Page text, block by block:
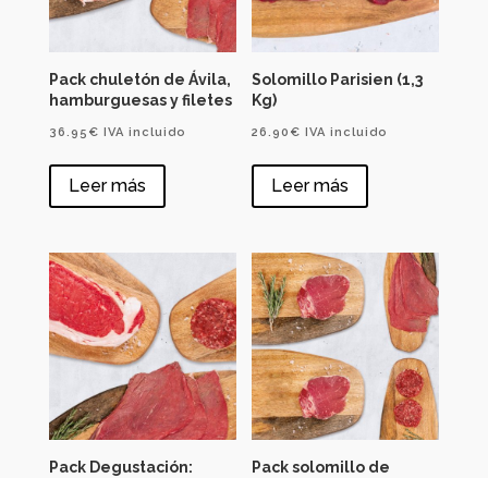
Pack chuletón de Ávila,
hamburguesas y filetes
36.95 € IVA incluido
Leer más
Solomillo Parisien (1,3
Kg)
26.90 € IVA incluido
Leer más
Pack Degustación:
Pack solomillo de